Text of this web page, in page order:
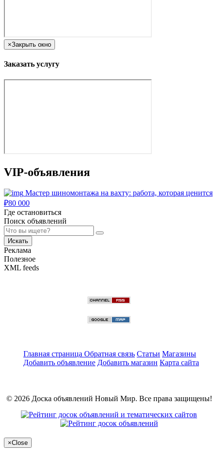
×Закрыть окно
Заказать услугу
VIP-объявления
Мастер шиномонтажа на вахту: работа, которая ценится
₽80 000
Где остановиться
Поиск объявлений
Искать
Реклама
Полезное
XML feeds
Главная страница Обратная связь Статьи Магазины
Добавить объявление Добавить магазин Карта сайта
© 2026 Доска объявлений Новый Мир. Все права защищены!
×Close